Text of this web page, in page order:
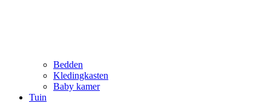
Bedden
Kledingkasten
Baby kamer
Tuin